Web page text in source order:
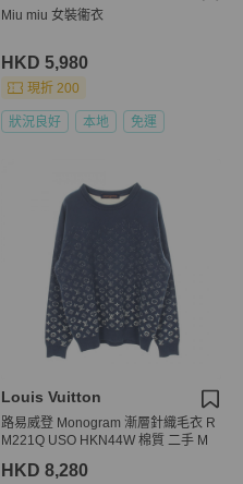
Miu miu 女裝衞衣
HKD 5,980
現折 200
狀況良好 本地 免運
Louis Vuitton
路易威登 Monogram 漸層針織毛衣 R
M221Q USO HKN44W 棉質 二手 M
HKD 8,280